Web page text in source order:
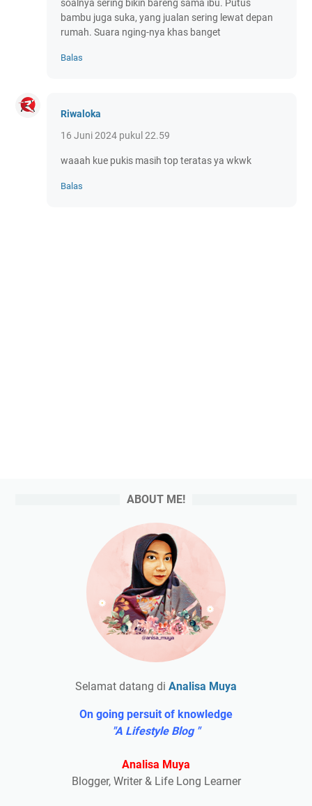
soalnya sering bikin bareng sama ibu. Putus
bambu juga suka, yang jualan sering lewat depan
rumah. Suara nging-nya khas banget
Balas
Riwaloka
16 Juni 2024 pukul 22.59
waaah kue pukis masih top teratas ya wkwk
Balas
ABOUT ME!
Selamat datang di Analisa Muya
On going persuit of knowledge
"A Lifestyle Blog "
Analisa Muya
Blogger, Writer & Life Long Learner